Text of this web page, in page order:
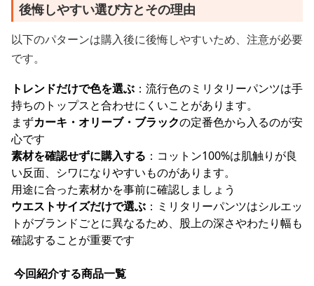
後悔しやすい選び方とその理由
以下のパターンは購入後に後悔しやすいため、注意が必要
です。
トレンドだけで色を選ぶ ：流行色のミリタリーパンツは手
持ちのトップスと合わせにくいことがあります。
まずカーキ・オリーブ・ブラックの定番色から入るのが安
心です
素材を確認せずに購入する ：コットン100%は肌触りが良
い反面、シワになりやすいものがあります。
用途に合った素材かを事前に確認しましょう
ウエストサイズだけで選ぶ ：ミリタリーパンツはシルエッ
トがブランドごとに異なるため、股上の深さやわたり幅も
確認することが重要です
今回紹介する商品一覧